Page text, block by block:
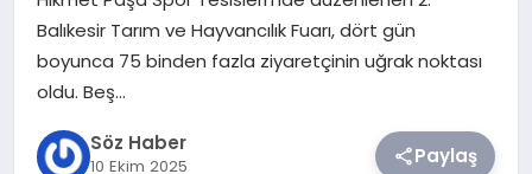
SIYASET
YAŞAM
Balıkesir Tarım ve Hayvancılık Fuarı, dört gün
boyunca 75 binden fazla ziyaretçinin uğrak noktası
oldu. Beş…
Söz Haber
10 Ekim 2025 Paylaş